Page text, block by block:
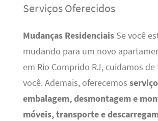
Serviços Oferecidos
Mudanças ResidenciaisSe você
mudando para um novo
em Rio Comprido RJ, cuidamos
você. Ademais, oferecemos
embalagem, desmontagem e
móveis, transporte e